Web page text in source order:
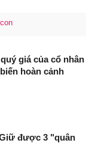
giá của cổ nhân
hoàn cảnh
được 3 "quân